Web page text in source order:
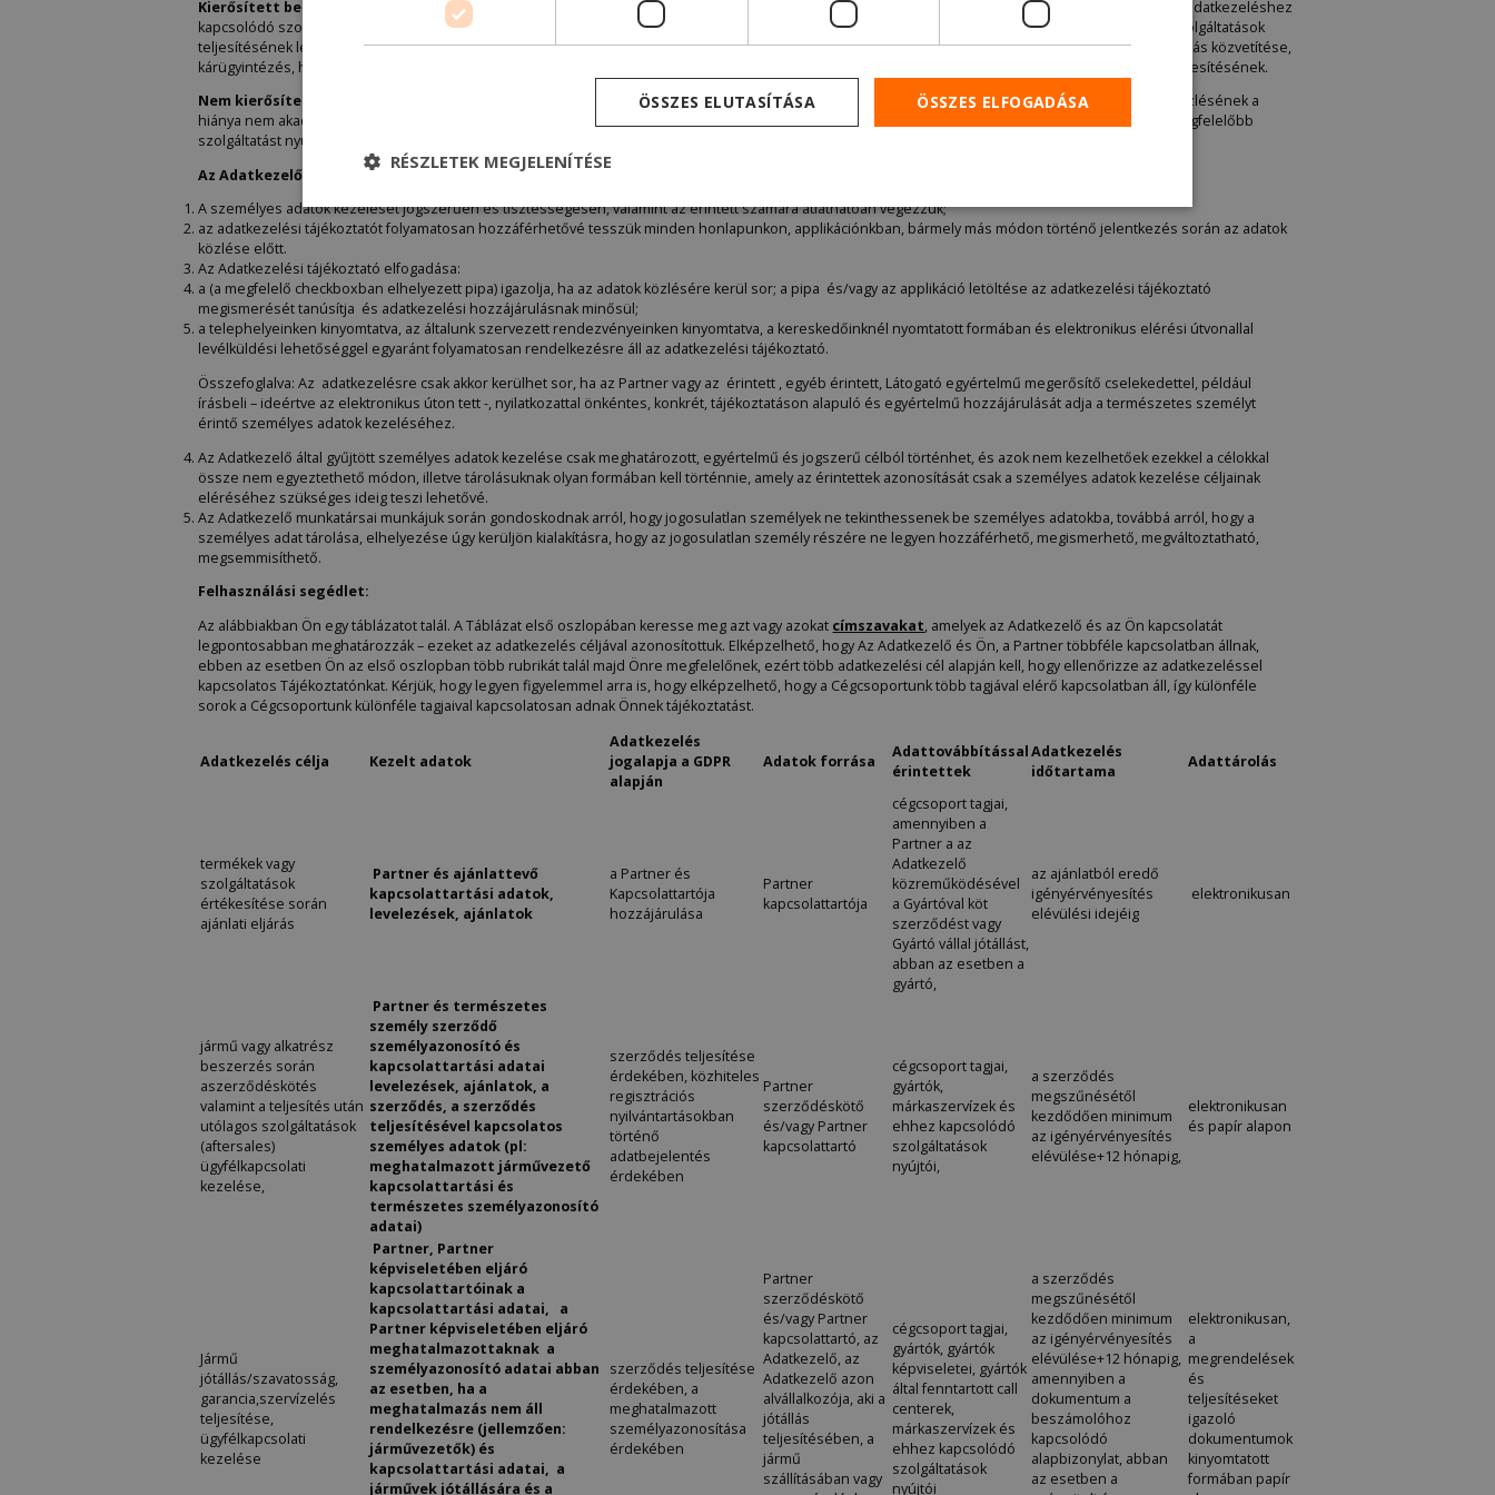
Kierősített betűtípussal megadott Adatok:
amennyiben a táblázat kierősített betűtípussal megjelölt adatait nem adja meg, abban az esetben az adatkezeléshez
kapcsolódó szolgáltatást az Adatkezelő nem tudja biztosítani. Ezeknek az adatoknak a hiánya szerződések megkötésének vagy teljesítésének vagy szolgáltatások
teljesítésének lehet akadálya. Amennyiben közvetítő szerepet tölt be az Adatkezelő szolgáltatásának teljesítésével (jellemzően: biztosítás, finanszírozás közvetítése,
kárügyintézés, hatósági nyilvántartásokban adatok átvezetése), abban az esetben az adatszolgáltatás hiánya akadálya lehet a közvetítés megfelelő teljesítésének.
Nem kierősített betűtípussal megadott adatok:
ezek az adatok az ön beleegyezéstől, megítélésétől függően kerülnek megadásra. Az adatok közlésének a
hiánya nem akadálya a szolgáltatásnak, de az elképzelhető, hogy az Adatkezelő nem lesz képes ön személyre szabott szolgáltatást vagy Önnek legmegfelelőbb
szolgáltatást nyújtani, illetve a szolgáltatásokat korlátozottan tudja nyújtani.
Az Adatkezelő adatkezelésének alapelvei:
A személyes adatok kezelését jogszerűen és tisztességesen, valamint az érintett számára átláthatóan végezzük;
az adatkezelési tájékoztatót folyamatosan hozzáférhetővé tesszük minden honlapunkon, applikációnkban, bármely más módon történő jelentkezés során az adatok
közlése előtt.
Az Adatkezelési tájékoztató elfogadása:
a (a megfelelő checkboxban elhelyezett pipa) igazolja, ha az adatok közlésére kerül sor; a pipa és/vagy az applikáció letöltése az adatkezelési tájékoztató
megismerését tanúsítja és adatkezelési hozzájárulásnak minősül;
a telephelyeinken kinyomtatva, az általunk szervezett rendezvényeinken kinyomtatva, a kereskedőinknél nyomtatott formában és elektronikus elérési útvonallal
levélküldési lehetőséggel egyaránt folyamatosan rendelkezésre áll az adatkezelési tájékoztató.
Összefoglalva: Az adatkezelésre csak akkor kerülhet sor, ha az Partner vagy az érintett , egyéb érintett, Látogató egyértelmű megerősítő cselekedettel, például
írásbeli – ideértve az elektronikus úton tett -, nyilatkozattal önkéntes, konkrét, tájékoztatáson alapuló és egyértelmű hozzájárulását adja a természetes személyt
érintő személyes adatok kezeléséhez.
Az Adatkezelő által gyűjtött személyes adatok kezelése csak meghatározott, egyértelmű és jogszerű célból történhet, és azok nem kezelhetőek ezekkel a célokkal
össze nem egyeztethető módon, illetve tárolásuknak olyan formában kell történnie, amely az érintettek azonosítását csak a személyes adatok kezelése céljainak
eléréséhez szükséges ideig teszi lehetővé.
Az Adatkezelő munkatársai munkájuk során gondoskodnak arról, hogy jogosulatlan személyek ne tekinthessenek be személyes adatokba, továbbá arról, hogy a
személyes adat tárolása, elhelyezése úgy kerüljön kialakításra, hogy az jogosulatlan személy részére ne legyen hozzáférhető, megismerhető, megváltoztatható,
megsemmisíthető.
Felhasználási segédlet:
Az alábbiakban Ön egy táblázatot talál. A Táblázat első oszlopában keresse meg azt vagy azokat címszavakat, amelyek az Adatkezelő és az Ön kapcsolatát
legpontosabban meghatározzák – ezeket az adatkezelés céljával azonosítottuk. Elképzelhető, hogy Az Adatkezelő és Ön, a Partner többféle kapcsolatban állnak,
ebben az esetben Ön az első oszlopban több rubrikát talál majd Önre megfelelőnek, ezért több adatkezelési cél alapján kell, hogy ellenőrizze az adatkezeléssel
kapcsolatos Tájékoztatónkat. Kérjük, hogy legyen figyelemmel arra is, hogy elképzelhető, hogy a Cégcsoportunk több tagjával elérő kapcsolatban áll, így különféle
sorok a Cégcsoportunk különféle tagjaival kapcsolatosan adnak Önnek tájékoztatást.
Adatkezelés célja Kezelt adatok
Adatkezelés
jogalapja a GDPR
alapján
Adatok forrása
Adattovábbítással
érintettek
Adatkezelés
időtartama
Adattárolás
termékek vagy
szolgáltatások
értékesítése során
ajánlati eljárás
Partner és ajánlattevő
kapcsolattartási adatok,
levelezések, ajánlatok
a Partner és
Kapcsolattartója
hozzájárulása
Partner
kapcsolattartója
cégcsoport tagjai,
amennyiben a
Partner a az
Adatkezelő
közreműködésével
a Gyártóval köt
szerződést vagy
Gyártó vállal jótállást,
abban az esetben a
gyártó,
az ajánlatból eredő
igényérvényesítés
elévülési idejéig
elektronikusan
jármű vagy alkatrész
beszerzés során
aszerződéskötés
valamint a teljesítés után
utólagos szolgáltatások
(aftersales)
ügyfélkapcsolati
kezelése,
Partner és természetes
személy szerződő
személyazonosító és
kapcsolattartási adatai
levelezések, ajánlatok, a
szerződés, a szerződés
teljesítésével kapcsolatos
személyes adatok (pl:
meghatalmazott járművezető
kapcsolattartási és
természetes személyazonosító
adatai)
szerződés teljesítése
érdekében, közhiteles
regisztrációs
nyilvántartásokban
történő
adatbejelentés
érdekében
Partner
szerződéskötő
és/vagy Partner
kapcsolattartó
cégcsoport tagjai,
gyártók,
márkaszervízek és
ehhez kapcsolódó
szolgáltatások
nyújtói,
a szerződés
megszűnésétől
kezdődően minimum
az igényérvényesítés
elévülése+12 hónapig,
elektronikusan
és papír alapon
Jármű
jótállás/szavatosság,
garancia,szervízelés
teljesítése,
ügyfélkapcsolati
kezelése
Partner, Partner
képviseletében eljáró
kapcsolattartóinak a
kapcsolattartási adatai, a
Partner képviseletében eljáró
meghatalmazottaknak a
személyazonosító adatai abban
az esetben, ha a
meghatalmazás nem áll
rendelkezésre (jellemzően:
járművezetők) és
kapcsolattartási adatai, a
járművek jótállására és a
szerződés teljesítése
érdekében, a
meghatalmazott
személyazonosítása
érdekében
Partner
szerződéskötő
és/vagy Partner
kapcsolattartó, az
Adatkezelő, az
Adatkezelő azon
alvállalkozója, aki a
jótállás
teljesítésében, a
jármű
szállításában vagy
cégcsoport tagjai,
gyártók, gyártók
képviseletei, gyártók
által fenntartott call
centerek,
márkaszervízek és
ehhez kapcsolódó
szolgáltatások
nyújtói
a szerződés
megszűnésétől
kezdődően minimum
az igényérvényesítés
elévülése+12 hónapig,
amennyiben a
dokumentum a
beszámolóhoz
kapcsolódó
alapbizonylat, abban
az esetben a
elektronikusan,
a
megrendelések
és
teljesítéseket
igazoló
dokumentumok
kinyomtatott
formában papír
ÖSSZES ELFOGADÁSA
ÖSSZES ELUTASÍTÁSA
RÉSZLETEK MEGJELENÍTÉSE